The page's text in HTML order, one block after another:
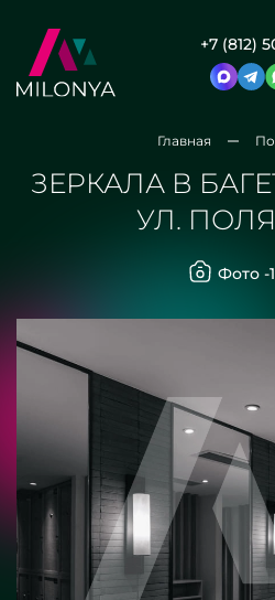
+7 (812)
Главная
ЗЕРКАЛА В
УЛ.
Фото -1